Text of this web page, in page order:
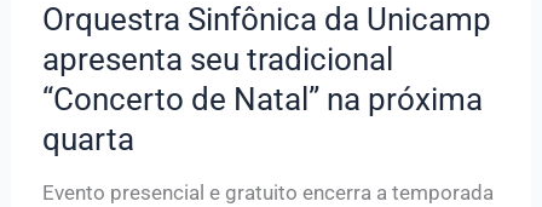
Orquestra Sinfônica da Unicamp
apresenta seu tradicional
“Concerto de Natal” na próxima
quarta
Evento presencial e gratuito encerra a temporada